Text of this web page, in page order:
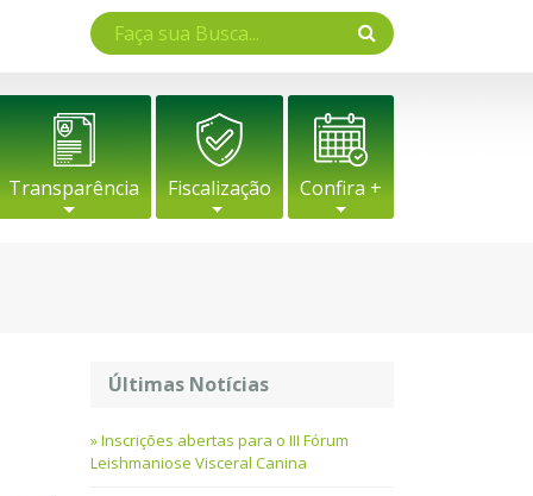
Transparência Fiscalização Confira +
Últimas Notícias
Inscrições abertas para o III Fórum
Leishmaniose Visceral Canina